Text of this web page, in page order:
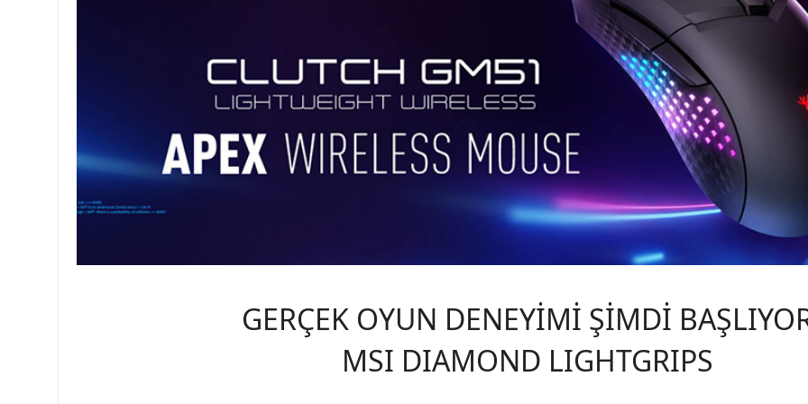
GERÇEK OYUN DENEYİMİ ŞİMDİ
MSI DIAMOND LIGHTGRIPS